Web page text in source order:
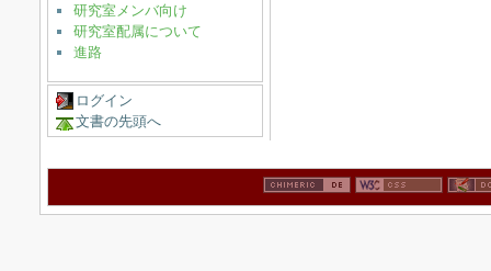
研究室メンバ向け
研究室配属について
進路
ログイン
文書の先頭へ